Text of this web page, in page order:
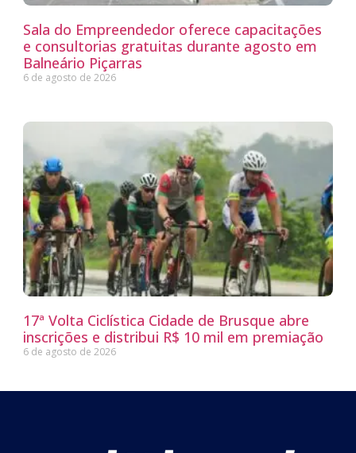
Sala do Empreendedor oferece capacitações
e consultorias gratuitas durante agosto em
Balneário Piçarras
6 de agosto de 2026
17ª Volta Ciclística Cidade de Brusque abre
inscrições e distribui R$ 10 mil em premiação
6 de agosto de 2026